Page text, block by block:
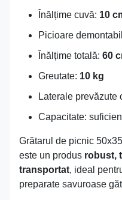
Înălțime cuvă: 10
Picioare
Înălțime totală: 60
Greutate: 10 kg
Laterale prevăzute
Capacitate:
Grătarul de picnic
este un produs robust,
transportat, ideal
preparate savuroase